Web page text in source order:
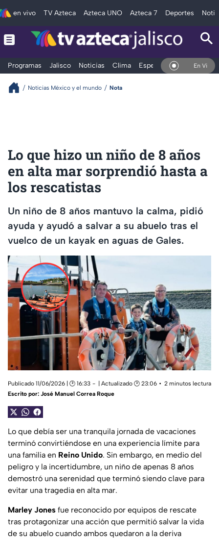
en vivo TV Azteca Azteca UNO Azteca 7 Deportes
Programas Jalisco Noticias Clima Espectáculos Deportes
En Vivo
Noticias México y el mundo Nota
Lo que hizo un niño de 8 años
en alta mar sorprendió hasta a
los rescatistas
Un niño de 8 años mantuvo la calma, pidió
ayuda y ayudó a salvar a su abuelo tras el
vuelco de un kayak en aguas de Gales.
Publicado 11/06/2026 | 🕑 16:33 | Actualizado 🕑 23:06
2 minutos lectura
Escrito por: José Manuel Correa Roque
Lo que debía ser una tranquila jornada de vacaciones
terminó convirtiéndose en una experiencia límite para
una familia en Reino Unido. Sin embargo, en medio del
peligro y la incertidumbre, un niño de apenas 8 años
demostró una serenidad que terminó siendo clave para
evitar una tragedia en alta mar.
Marley Jones fue reconocido por equipos de rescate
tras protagonizar una acción que permitió salvar la vida
de su abuelo cuando ambos quedaron a la deriva